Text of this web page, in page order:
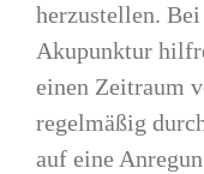
herzustellen.
Akupunktur
einen Zeitraum
regelmäßig
auf eine